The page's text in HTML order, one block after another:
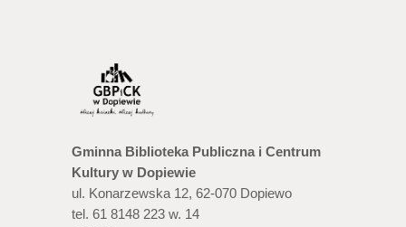
Gminna Biblioteka Publiczna i Centrum
Kultury w Dopiewie
ul. Konarzewska 12, 62-070 Dopiewo
tel. 61 8148 223 w. 14